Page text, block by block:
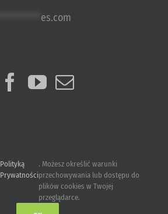
es.com
Polityką
Prywatności
. Możesz określić warunki
przechowywania lub dostępu do
plików cookies w Twojej
przeglądarce.